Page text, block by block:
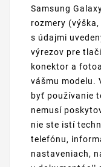
Samsung
rozmery
s údajmi
výrezov pre
konektor a
vášmu modelu.
byť používanie
nemusí
nie ste istí
telefónu,
nastaveniach,